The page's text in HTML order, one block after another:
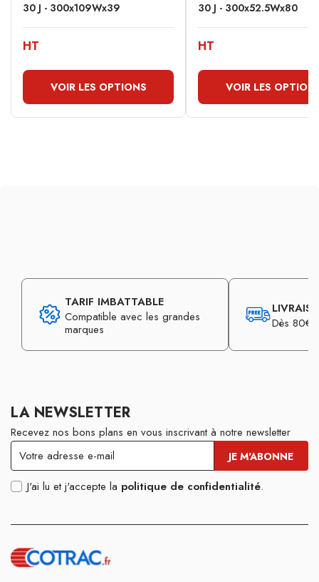
30 J - 300x109Wx39
HT
VOIR LES OPTIONS
30 J - 300x52.5Wx80
HT
VOIR LES
TARIF IMBATTABLE
Compatible avec les grandes
marques
Dès 80€
LA NEWSLETTER
Recevez nos bons plans en vous inscrivant à notre newsletter
J'ai lu et j'accepte la politique de confidentialité.